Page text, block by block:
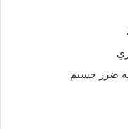
ضرر جسيم